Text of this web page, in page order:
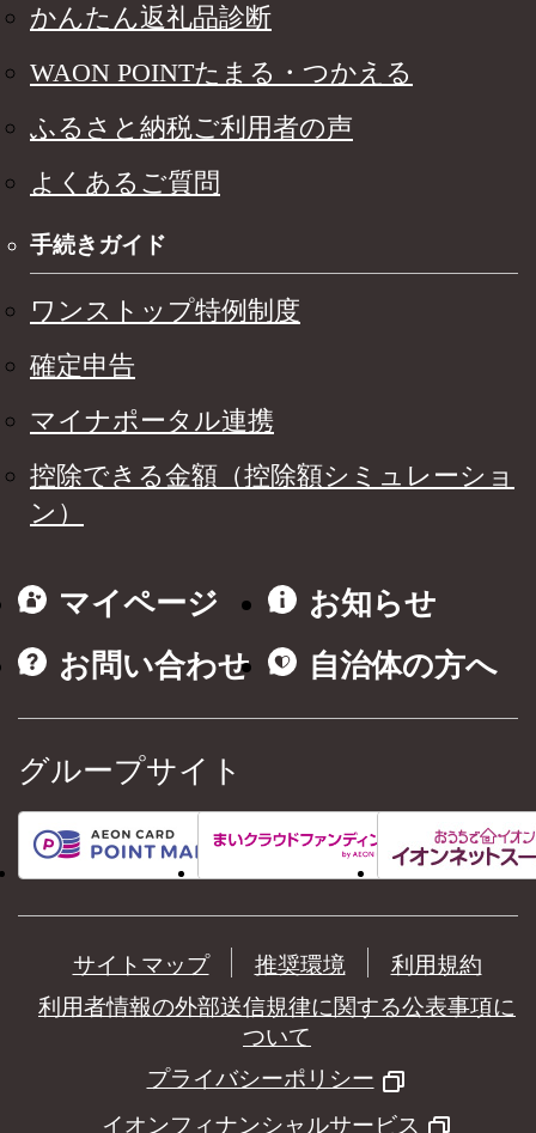
かんたん返礼品診断
WAON POINTたまる・つかえる
ふるさと納税ご利用者の声
よくあるご質問
手続きガイド
ワンストップ特例制度
確定申告
マイナポータル連携
控除できる金額（控除額シミュレーショ
ン）
マイページ
お知らせ
お問い合わせ
自治体の方へ
グループサイト
サイトマップ 推奨環境
利用規約
利用者情報の外部送信規律に関する公表事項に
ついて
プライバシーポリシー
イオンフィナンシャルサービス